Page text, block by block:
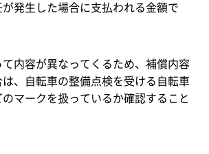
発生した場合に支払われる金額で
内容が異なってくるため、補償内容
、自転車の整備点検を受ける自転車
マークを扱っているか確認すること